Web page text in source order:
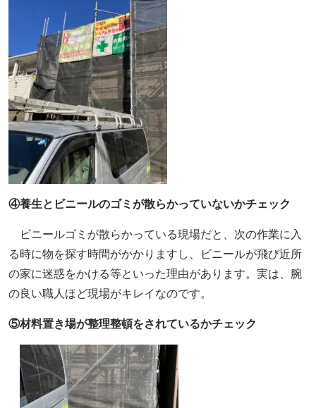
④養生とビニールのゴミが散らかっていないかチェック
ビニールゴミが散らかっている現場だと、次の作業に入
る時に物を探す時間がかかりますし、ビニールが飛び近所
の家に迷惑をかける等といった理由があります。実は、腕
の良い職人ほど現場がキレイなのです。
⑤材料置き場が整理整頓をされているかチェック